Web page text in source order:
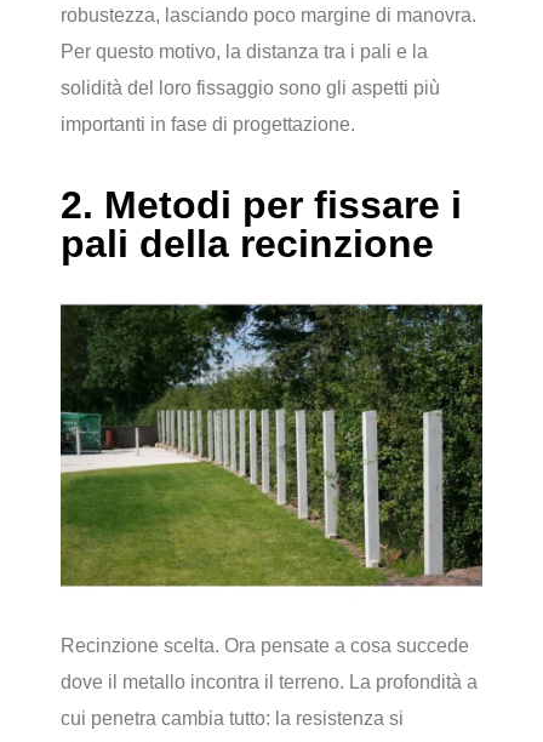
robustezza, lasciando poco margine di manovra.
Per questo motivo, la distanza tra i pali e la
solidità del loro fissaggio sono gli aspetti più
importanti in fase di progettazione.
2. Metodi per fissare i
pali della recinzione
Recinzione scelta. Ora pensate a cosa succede
dove il metallo incontra il terreno. La profondità a
cui penetra cambia tutto: la resistenza si